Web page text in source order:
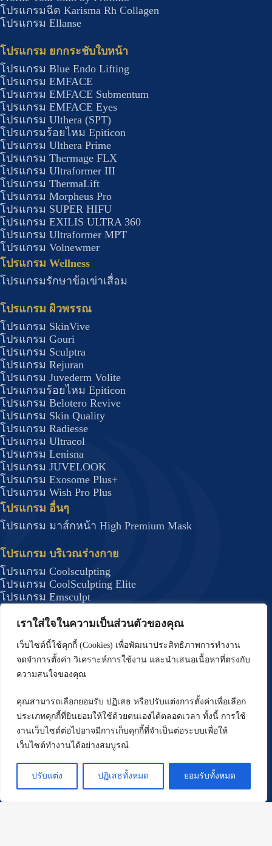
เราใส่ใจในความเป็นส่วนตัวของคุณ
เว็บไซต์นี้ใช้คุกกี้ (Cookies) เพื่อพัฒนาประสิทธิภาพการทำงาน
จดจำการตั้งค่า วิเคราะห์การใช้งาน และนำเสนอเนื้อหาที่ตรงกับ
ความสนใจของคุณ
คุณสามารถเลือกยอมรับ ปฏิเสธ หรือปรับแต่งการตั้งค่าเพื่อเลือก
ประเภทคุกกี้ที่ยินยอมให้ใช้ด้วยตนเองได้ตลอดเวลา ทั้งนี้ การใช้
งานเว็บไซต์ต่อไปอาจมีการเก็บคุกกี้ที่จำเป็นต่อระบบเพื่อให้
เว็บไซต์ทำงานได้อย่างสมบูรณ์
ปรับแต่ง ปฏิเสธทั้งหมด ยอมรับทั้งหมด
โปรแกรมฉีด Karisma Rh Collagen
โปรแกรม Ellanse
โปรแกรม ยกกระชับใบหน้า
โปรแกรม Blue Endo Lifting
โปรแกรม EMFACE
โปรแกรม EMFACE Submentum
โปรแกรม EMFACE Eyes
โปรแกรม Ulthera (SPT)
โปรแกรมร้อยไหม Epiticon
โปรแกรม Ulthera Prime
โปรแกรม Thermage FLX
โปรแกรม Ultraformer III
โปรแกรม ThermaLift
โปรแกรม Morpheus Pro
โปรแกรม SUPER HIFU
โปรแกรม EXILIS ULTRA 360
โปรแกรม Ultraformer MPT
โปรแกรม Volnewmer
โปรแกรม Wellness​
โปรแกรมรักษาข้อเข่าเสื่อม
โปรแกรม ผิวพรรณ
โปรแกรม SkinVive
โปรแกรม Gouri
โปรแกรม Sculptra
โปรแกรม Rejuran
โปรแกรม Juvederm Volite
โปรแกรมร้อยไหม Epiticon
โปรแกรม Belotero Revive
โปรแกรม Skin Quality
โปรแกรม Radiesse
โปรแกรม Ultracol
โปรแกรม Lenisna
โปรแกรม JUVELOOK
โปรแกรม Exosome Plus+
โปรแกรม Wish Pro Plus
โปรแกรม อื่นๆ
โปรแกรม มาส์กหน้า High Premium Mask
โปรแกรม บริเวณร่างกาย
โปรแกรม Coolsculpting
โปรแกรม CoolSculpting Elite
โปรแกรม Emsculpt
โปรแกรม Forma Plus (BodyTite)
โปรแกรม JUVELOOK
โปรแกรม J Plasma กระชับสัดส่วน
โปรแกรมรักษาสิว
โปรแกรม Deep Scar
โปรแกรม บริเวณผม
โปรแกรม ปลูกผม FUE
โปรแกรมปลูกผมด้วยเทคนิค Long Hair (Non –
Shaven FUE)
โปรแกรม ร้อยไหม
โปรแกรม Oligio